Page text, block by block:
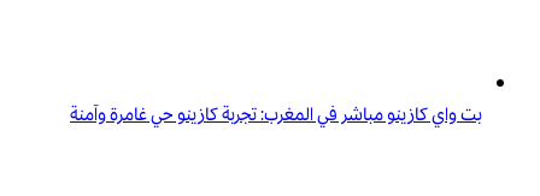
بت واي كازينو مباشر في المغرب: تجربة كازينو حي غامرة وآمنة